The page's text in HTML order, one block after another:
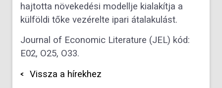
hajtotta növekedési modellje kialakítja a
külföldi tőke vezérelte ipari átalakulást.
Journal of Economic Literature (JEL) kód:
E02, O25, O33.
Vissza a hírekhez